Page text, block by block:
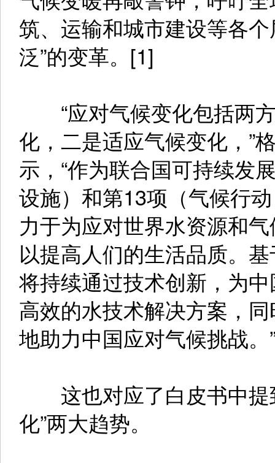
筑、运输和城市建设等各
泛”的变革。[1]
“应对气候变化包括两
化，二是适应气候变化，”
示，“作为联合国可持续发
设施）和第13项（气候行
力于为应对世界水资源和
以提高人们的生活品质。
将持续通过技术创新，为
高效的水技术解决方案，同
地助力中国应对气候挑战。
这也对应了白皮书中提
化”两大趋势。